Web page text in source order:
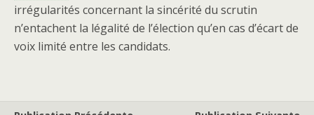
irrégularités concernant la sincérité du scrutin
n’entachent la légalité de l’élection qu’en cas d’écart de
voix limité entre les candidats.